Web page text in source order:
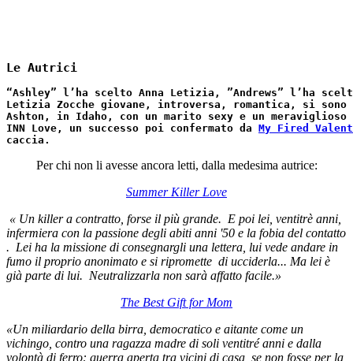
Le Autrici
“Ashley” l’ha scelto Anna Letizia, ”Andrews” l’ha
Letizia Zocche giovane, introversa, romantica, si
Ashton, in Idaho, con un marito sexy e un meraviglioso
INN Love, un successo poi confermato da My Fired
caccia.
Per chi non li avesse ancora letti, dalla medesima autrice:
Summer Killer Love
« Un killer a contratto, forse il più grande. E poi lei, ventitrè anni,
infermiera con la passione degli abiti anni '50 e la fobia del contatto
. Lei ha la missione di consegnargli una lettera, lui vede andare in
fumo il proprio anonimato e si ripromette di ucciderla... Ma lei è
già parte di lui. Neutralizzarla non sarà affatto facile.»
The Best Gift for Mom
«Un miliardario della birra, democratico e aitante come un
vichingo, contro una ragazza madre di soli ventitré anni e dalla
volontà di ferro: guerra aperta tra vicini di casa, se non fosse per la